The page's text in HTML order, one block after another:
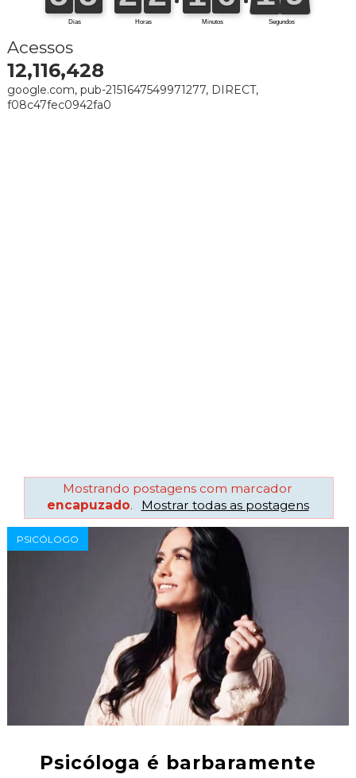
Acessos
12,116,428
google.com, pub-2151647549971277, DIRECT,
f08c47fec0942fa0
Mostrando postagens com marcador
encapuzado. Mostrar todas as postagens
PSICÓLOGO
Psicóloga é barbaramente